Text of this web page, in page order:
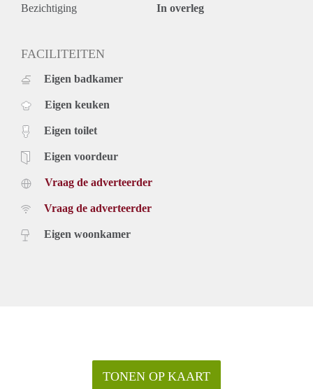
- Borg is gelijk aan 1 maand huur.
- Beschikbaar per direct.
€ 1.900,- exclusief gas, water elektra, tv, internet en
keukenapparatuur.
De genoemde huurprijs is op basis van minimaal 3 maanden.
Bij een korte periode kan er sprake zijn van een verhoging.
Voor meer informatie kunt u contact met ons opnemen of
Bezichtiging In overleg
FACILITEITEN
Eigen badkamer
Eigen keuken
Eigen toilet
Eigen voordeur
Vraag de adverteerder
Vraag de adverteerder
Eigen woonkamer
TONEN OP KAART